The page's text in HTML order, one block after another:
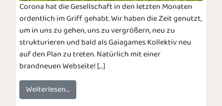
Corona hat die Gesellschaft in den letzten Monaten
ordentlich im Griff gehabt. Wir haben die Zeit genutzt,
um in uns zu gehen, uns zu vergrößern, neu zu
strukturieren und bald als Gaiagames Kollektiv neu
auf den Plan zu treten. Natürlich mit einer
brandneuen Webseite! […]
Weiterlesen…